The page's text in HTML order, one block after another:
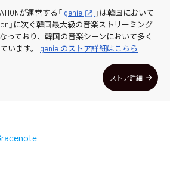
が運営する「 genie
」は韓国において
」に次ぐ韓国最大級の音楽ストリーミング
っており、韓国の音楽シーンにおいて多く
います。 genie のストア詳細はこちら
ストア詳細